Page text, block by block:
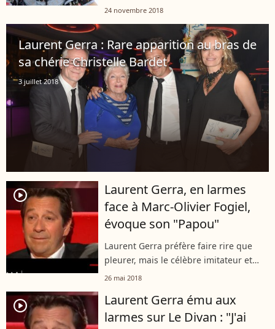
numéro sur France 2. De Zaz à Antoine
nouveaux invités de Michel Drucker ont
fait...
24 novembre 2018
Laurent Gerra : Rare apparition au bras de
sa chérie Christelle Bardet
3 juillet 2018
player2
Laurent Gerra, en larmes
face à Marc-Olivier Fogiel,
évoque son "Papou"
Laurent Gerra préfère faire rire que
pleurer, mais le célèbre imitateur et
humoriste n'a pu retenir ses larmes sur
deuxième partie de soirée le...
26 mai 2018
player2
Laurent Gerra ému aux
larmes sur Le Divan : "J'ai